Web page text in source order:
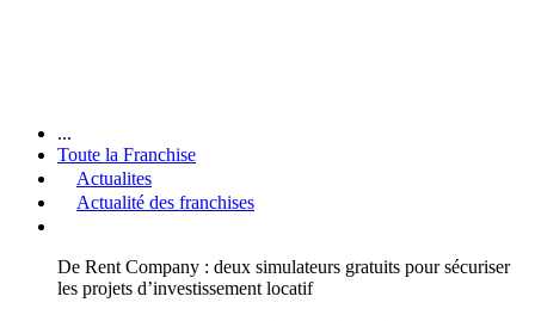
...
Toute la Franchise
Actualites
Actualité des franchises
De Rent Company : deux simulateurs gratuits pour sécuriser
les projets d’investissement locatif